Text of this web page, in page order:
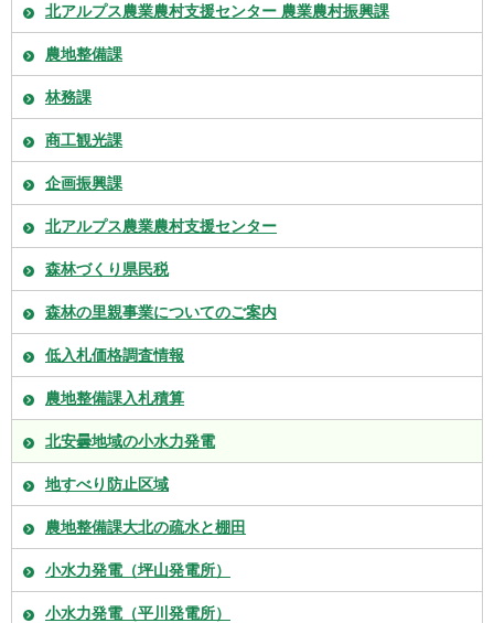
北アルプス農業農村支援センター 農業農村振興課
農地整備課
林務課
商工観光課
企画振興課
北アルプス農業農村支援センター
森林づくり県民税
森林の里親事業についてのご案内
低入札価格調査情報
農地整備課入札積算
北安曇地域の小水力発電
地すべり防止区域
農地整備課大北の疏水と棚田
小水力発電（坪山発電所）
小水力発電（平川発電所）